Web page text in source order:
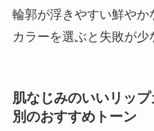
輪郭が浮きやすい鮮や
カラーを選ぶと失敗が少
肌なじみのいいリッ
別のおすすめトーン